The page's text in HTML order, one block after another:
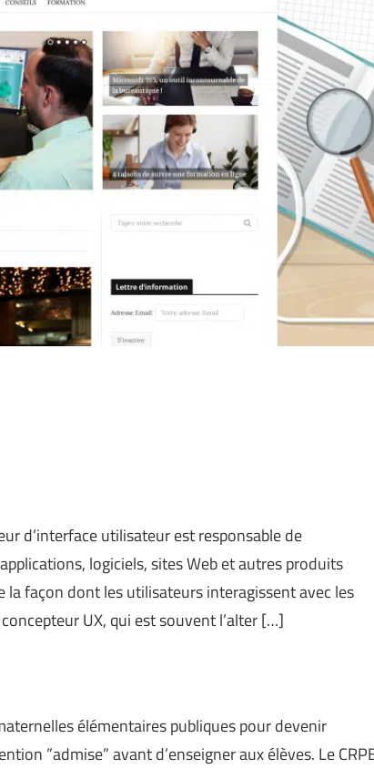
d’interface utilisateur est responsable de
logiciels, sites Web et autres produits
façon dont les utilisateurs interagissent avec les
UX, qui est souvent l’alter […]
élémentaires publiques pour devenir
”admise” avant d’enseigner aux élèves. Le